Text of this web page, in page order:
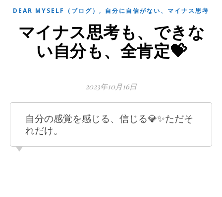
DEAR MYSELF（ブログ） , 自分に自信がない、マイナス思考
マイナス思考も、できな
い自分も、全肯定💝
2023年10月16日
自分の感覚を感じる、信じる💎✨ただそ
れだけ。